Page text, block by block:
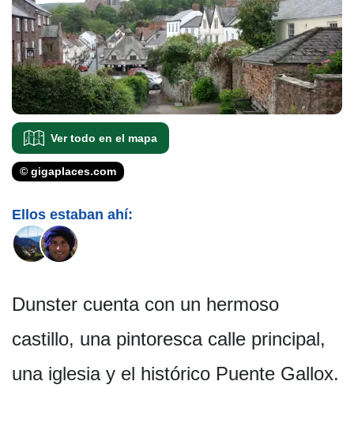
Ver todo en el mapa
© gigaplaces.com
Ellos estaban ahí:
Dunster cuenta con un hermoso
castillo, una pintoresca calle principal,
una iglesia y el histórico Puente Gallox.